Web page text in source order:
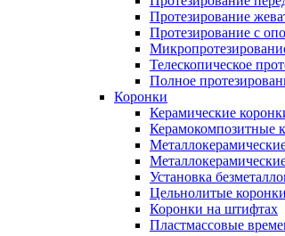
Протезирование
Протезирование с
Телескопическое
Полное
Коронки
Керамические
Керамокомпозитные
Установка
Цельнолитые коронки
Коронки на штифтах
Пластмассовые